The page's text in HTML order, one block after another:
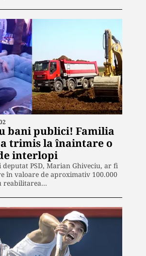
bani publici! Familia
trimis la înaintare o
interlopi
PSD, Marian Ghiveciu, ar fi
în valoare de aproximativ 100.000
reabilitarea…